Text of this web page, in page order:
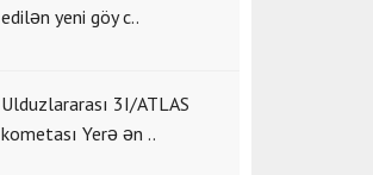
edilən yeni göy c..
Ulduzlararası 3I/ATLAS
kometası Yerə ən ..